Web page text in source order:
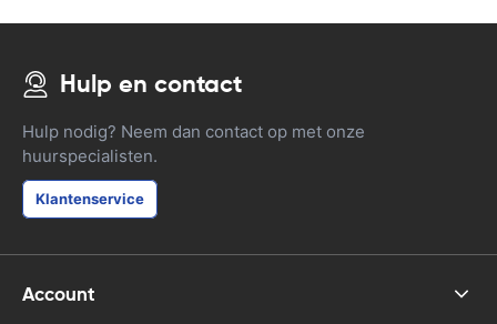
Hulp en contact
Hulp nodig? Neem dan contact op met onze
huurspecialisten.
Klantenservice
Account